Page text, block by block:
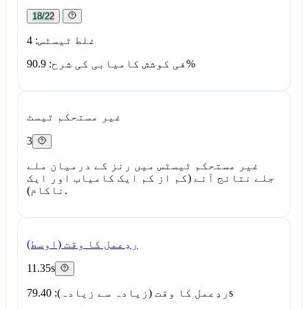
18/22
غلط ٹیسٹس: 4
فی کوشش کامیابی کی شرح: 90.9%
غیر مستحکم ٹیسٹ
3
غیر مستحکم ٹیسٹس میں رنز کے درمیان ملے
جلے نتائج آئے (کم از کم ایک کامیاب اور ایک
ناکام).
ردِعمل کا وقت (اوسط)
11.35s
ردِعمل کا وقت (زیادہ سے زیادہ): 79.40s